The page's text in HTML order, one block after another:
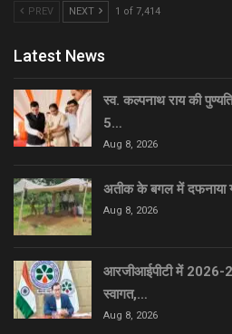
PREV NEXT 1 of 7,414
Latest News
स्व. कल्पनाथ राय की
5…
Aug 8, 2026
अतीक के बगल में दफनाया
Aug 8, 2026
आरजीआईपीटी में 2026-
स्वागत,…
Aug 8, 2026